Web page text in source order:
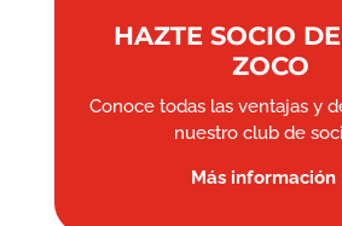
HAZTE SOCIO
ZOCO
Conoce todas las ventajas y
nuestro club de
Más información